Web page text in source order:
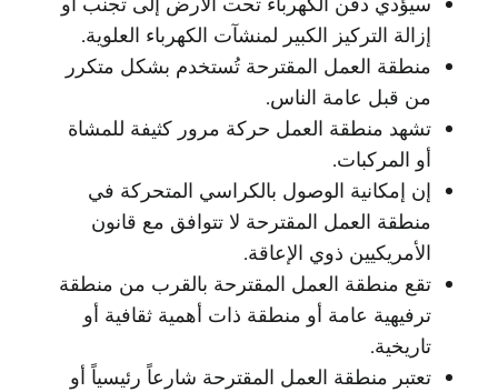
إزالة التركيز الكبير لمنشآت الكهرباء العلوية.
منطقة العمل المقترحة تُستخدم بشكل متكرر
من قبل عامة الناس.
تشهد منطقة العمل حركة مرور كثيفة للمشاة
أو المركبات.
إن إمكانية الوصول بالكراسي المتحركة في
منطقة العمل المقترحة لا تتوافق مع قانون
الأمريكيين ذوي الإعاقة.
تقع منطقة العمل المقترحة بالقرب من منطقة
ترفيهية عامة أو منطقة ذات أهمية ثقافية أو
تاريخية.
تعتبر منطقة العمل المقترحة شارعاً رئيسياً أو